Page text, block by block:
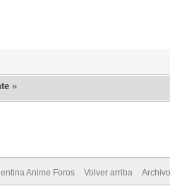
»
Anime Foros Volver arriba